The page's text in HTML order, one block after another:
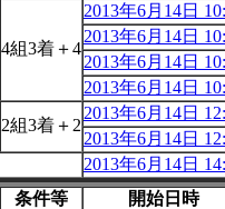
4組3着＋4
2013年6月14日
2013年6月14日
2013年6月14日
2013年6月14日
2組3着＋2
2013年6月14日
2013年6月14日
2013年6月14日
条件等
開始日時